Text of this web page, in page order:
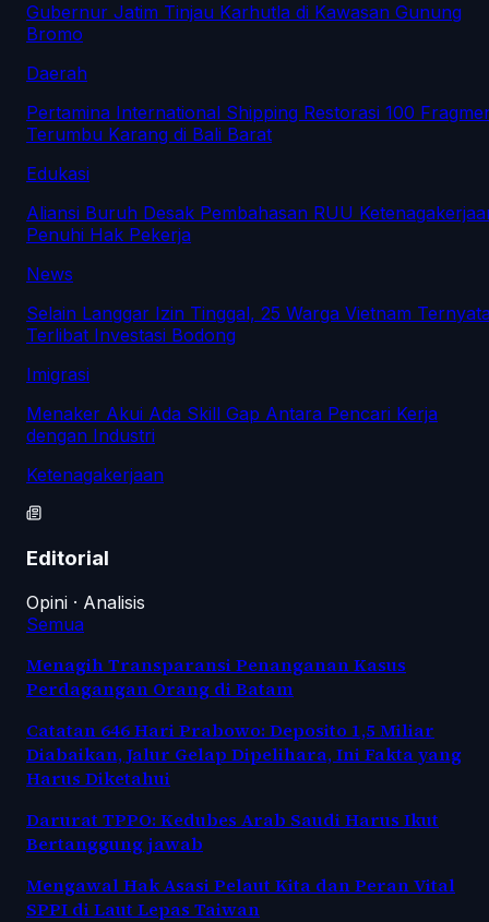
Gubernur Jatim Tinjau Karhutla di Kawasan Gunung
Bromo
Daerah
Pertamina International Shipping Restorasi 100
Terumbu Karang di Bali Barat
Edukasi
Aliansi Buruh Desak Pembahasan RUU
Penuhi Hak Pekerja
News
Selain Langgar Izin Tinggal, 25 Warga Vietnam
Terlibat Investasi Bodong
Imigrasi
Menaker Akui Ada Skill Gap Antara Pencari Kerja
dengan Industri
Ketenagakerjaan
Editorial
Opini · Analisis
Semua
Menagih Transparansi Penanganan Kasus
Perdagangan Orang di Batam
Catatan 646 Hari Prabowo: Deposito 1,5 Miliar
Diabaikan, Jalur Gelap Dipelihara, Ini Fakta yang
Harus Diketahui
Darurat TPPO: Kedubes Arab Saudi Harus Ikut
Bertanggung jawab
Mengawal Hak Asasi Pelaut Kita dan Peran Vital
SPPI di Laut Lepas Taiwan